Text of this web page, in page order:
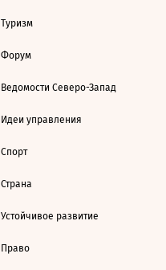
Туризм
Форум
Ведомости Северо-Запад
Идеи управления
Спорт
Страна
Устойчивое развитие
Право